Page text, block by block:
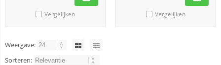
Vergelijken Vergelijken
Weergave:
Sorteren: